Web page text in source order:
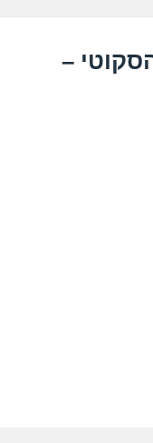
–
13/02/2018